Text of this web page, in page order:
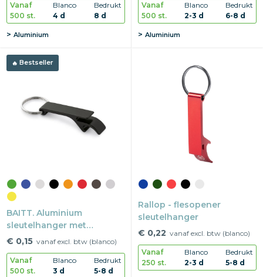
Vanaf
500 st.
Blanco
4 d
Bedrukt
8 d
Aluminium
Vanaf
500 st.
Blanco
2-3 d
Bedrukt
6-8 d
Aluminium
Bestseller
BAITT. Aluminium
sleutelhanger met
capsule-opener
€ 0,15 vanaf excl. btw (blanco)
Vanaf
500 st.
Blanco
3 d
Bedrukt
5-8 d
Rallop - flesopener
sleutelhanger
€ 0,22 vanaf excl. btw (blanco)
Vanaf
250 st.
Blanco
2-3 d
Bedrukt
5-8 d